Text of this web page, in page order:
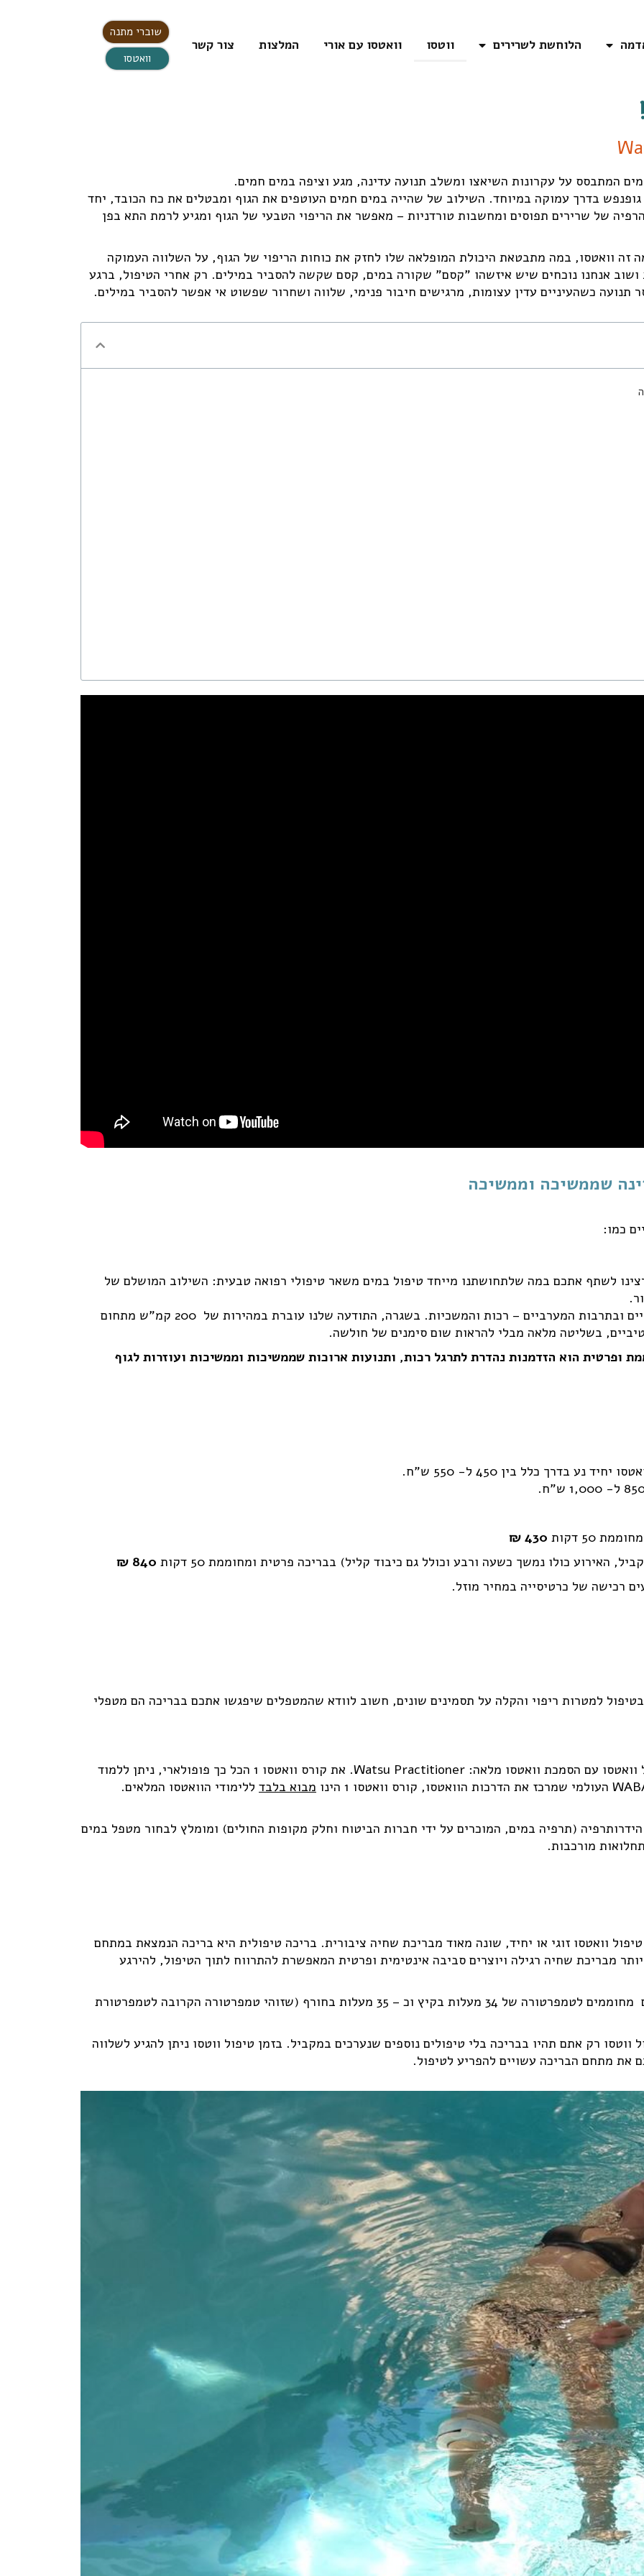
הלוחשת לשרירים ווטסו וואטסו עם אורי המלצות צור קשר
שוברי מתנה
וואטסו
Wa
גופנפש בדרך עמוקה במיוחד. השילוב של שהייה במים חמים העוטפים את הגוף ומבטלים את כח הכובד, יחד
של שרירים תפוסים ומחשבות טורדניות – מאפשר את הריפוי הטבעי של הגוף ומגיע לרמת התא בפן
זה וואטסו, במה מתבטאת היכולת המופלאה שלו לחזק את כוחות הריפוי של הגוף, על השלווה העמוקה
אנחנו נוכחים שיש איזשהו "קסם" שקורה במים, קסם שקשה להסביר במילים. רק אחרי הטיפול, ברגע
כשהעיניים עדין עצומות, מרגישים חיבור פנימי, שלווה ושחרור שפשוט אי אפשר להסביר במילים.
שממשיכה וממשיכה
כמו:
לשתף אתכם במה שלתחושתנו מייחד טיפול במים משאר טיפולי רפואה טבעית: השילוב המושלם של
עבורינו, כמטפלים, אלו שני דברים שחסרים בחיים ובתרבות המערביים – רכות והמשכיות. בשגרה, התודעה שלנו עוברת במהירות של 200 קמ"ש מתחום
בשליטה מלאה מבלי להראות שום סימנים של חולשה.
ופרטית הוא הזדמנות נהדרת לתרגל רכות, ותנועות ארוכות שממשיכות וממשיכות ועוזרות לגוף
בדרך כלל בין 450 ל- 550 ש"ח.
50 דקות
430 ₪
האירוע כולו נמשך כשעה ורבע וכולל גם כיבוד קליל) בבריכה פרטית ומחוממת 50 דקות
840 ₪
רכישה של כרטיסייה במחיר מוזל.
למטרות ריפוי והקלה על תסמינים שונים, חשוב לוודא שהמטפלים שיפגשו אתכם בבריכה הם מטפלי
כדי להיות מטפל וואטסו מוסמך יש להיות מטפל וואטסו עם הסמכת וואטסו מלאה: Watsu Practitioner. את קורס וואטסו 1 הכל כך פופולארי, ניתן ללמוד
מבוא בלבד ללימודי הוואטסו המלאים.
(תרפיה במים, המוכרים על ידי חברות הביטוח וחלק מקופות החולים) ומומלץ לבחור מטפל במים
מורכבות.
וואטסו זוגי או יחיד, שונה מאוד מבריכת שחיה ציבורית. בריכה טיפולית היא בריכה הנמצאת במתחם
מבריכת שחיה רגילה ויוצרים סביבה אינטימית ופרטית המאפשרת להתרווח לתוך הטיפול, להירגע
בבריכה טיפולית המיועדת לטיפולי ווטסו, המים מחוממים לטמפרטורה של 34 מעלות בקיץ וכ – 35 מעלות בחורף (שזוהי טמפרטורה הקרובה לטמפרטורת
רק אתם תהיו בבריכה בלי טיפולים נוספים שנערכים במקביל. בזמן טיפול ווטסו ניתן להגיע לשלווה
את מתחם הבריכה עשויים להפריע לטיפול.